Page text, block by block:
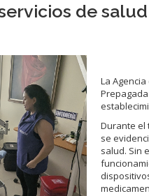
servicios de
La
Durante el
se
salud. Sin